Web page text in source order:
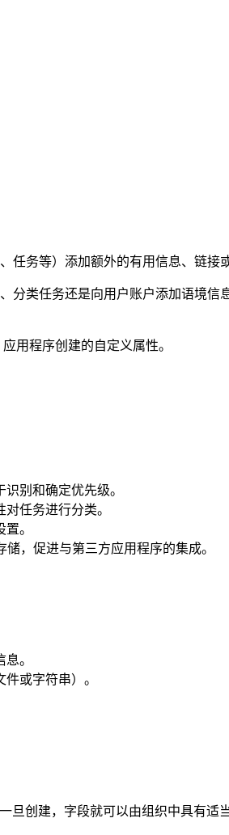
务等）添加额外的有用信息、链接
类任务还是向用户账户添加语境
用程序创建的自定义属性。
别和确定优先级。
任务进行分类。
。
，促进与第三方应用程序的集成。
。
或字符串）。
旦创建，字段就可以由组织中具有